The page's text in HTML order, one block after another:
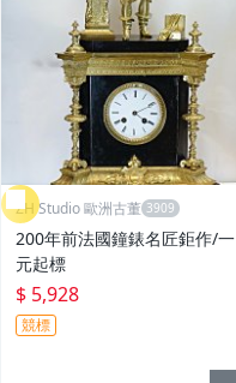
ZH Studio 歐洲古董
200年前法國鐘錶名匠鉅作/一
元起標
$ 5,928
競標